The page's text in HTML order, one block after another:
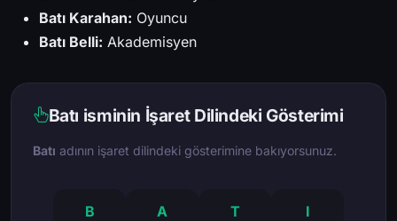
Batı Karahan: Oyuncu
Batı Belli: Akademisyen
Batı isminin İşaret Dilindeki Gösterimi
Batı adının işaret dilindeki gösterimine bakıyorsunuz.
B A T I